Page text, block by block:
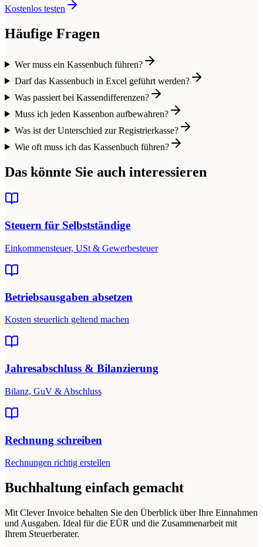
Kostenlos testen
Häufige Fragen
Wer muss ein Kassenbuch führen?
Darf das Kassenbuch in Excel geführt werden?
Was passiert bei Kassendifferenzen?
Muss ich jeden Kassenbon aufbewahren?
Was ist der Unterschied zur Registrierkasse?
Wie oft muss ich das Kassenbuch führen?
Das könnte Sie auch interessieren
Steuern für Selbstständige
Einkommensteuer, USt & Gewerbesteuer
Betriebsausgaben absetzen
Kosten steuerlich geltend machen
Jahresabschluss & Bilanzierung
Bilanz, GuV & Abschluss
Rechnung schreiben
Rechnungen richtig erstellen
Buchhaltung einfach gemacht
Mit Clever Invoice behalten Sie den Überblick über Ihre Einnahmen
und Ausgaben. Ideal für die EÜR und die Zusammenarbeit mit
Ihrem Steuerberater.